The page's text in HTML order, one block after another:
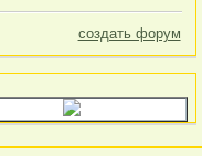
создать форум